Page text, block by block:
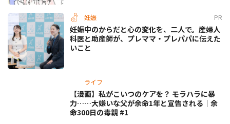
妊娠 PR
妊娠中のからだと心の変化を、二人で。産婦人
科医と助産師が、プレママ・プレパパに伝えた
いこと
ライフ
【漫画】私がこいつのケアを？ モラハラに暴
力……大嫌いな父が余命1年と宣告される｜余
命300日の毒親 #1